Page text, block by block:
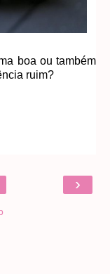
boa ou também
ruim?
›